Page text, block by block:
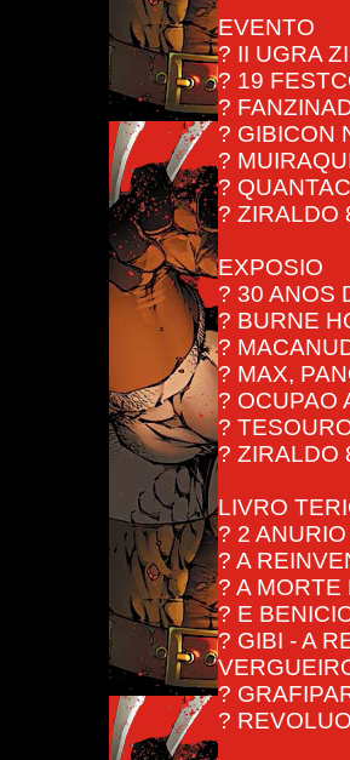
EVENTO
? II UGRA
? 19
?
? GIBICON
?
?
? ZIRALDO
EXPOSIO
? 30 ANOS
? BURNE
?
? MAX,
? OCUPAO
?
? ZIRALDO
LIVRO
? 2
? A
? A
? E
? GIBI - A
?
?